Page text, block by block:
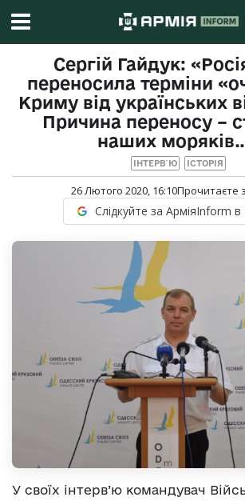
Сергій Гайдук:
переносила терміни
Криму від українських
Причина переносу –
наших
ІНТЕРВ`Ю ІСТОРІЯ
26 Лютого 2020, 16:10Прочитаєте
Слідкуйте за АрміяInform в
У своїх інтерв’ю командувач